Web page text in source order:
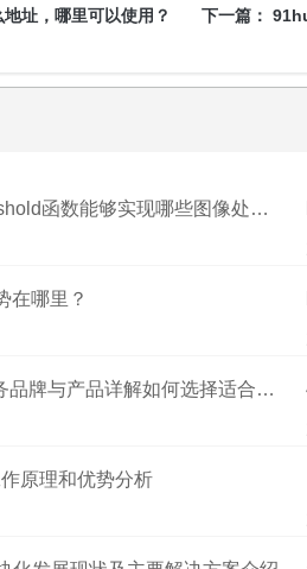
址，哪里可以使用？ 下一篇：
C++中OpenCV的Threshold函数能够实现哪些图像处理效果
在哪里？
.vip是哪里的云计算服务品牌与产品详解如何选择适合你企业的VIP服务？
原理和优势分析